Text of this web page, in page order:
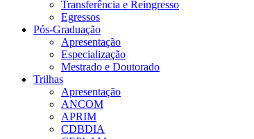
Transferência e Reingresso
Egressos
Pós-Graduação
Apresentação
Especialização
Mestrado e Doutorado
Trilhas
Apresentação
ANCOM
APRIM
CDBDIA